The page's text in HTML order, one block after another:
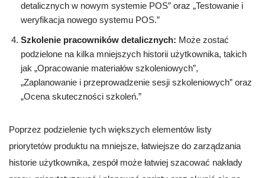
detalicznych w nowym systemie POS” oraz „Testowanie i
weryfikacja nowego systemu POS.”
Szkolenie pracowników detalicznych: Może zostać
podzielone na kilka mniejszych historii użytkownika, takich
jak „Opracowanie materiałów szkoleniowych”,
„Zaplanowanie i przeprowadzenie sesji szkoleniowych” oraz
„Ocena skuteczności szkoleń.”
Poprzez podzielenie tych większych elementów listy
priorytetów produktu na mniejsze, łatwiejsze do zarządzania
historie użytkownika, zespół może łatwiej szacować nakłady